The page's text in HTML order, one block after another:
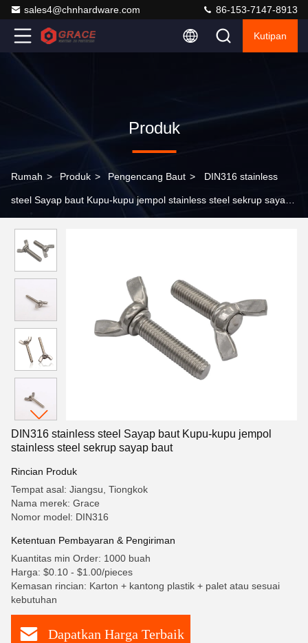
sales4@chnhardware.com 86-153-7147-8913
Kutipan
Produk
Rumah > Produk > Pengencang Baut > DIN316 stainless
steel Sayap baut Kupu-kupu jempol stainless steel sekrup sayap
DIN316 stainless steel Sayap baut Kupu-kupu jempol
stainless steel sekrup sayap baut
Rincian Produk
Tempat asal: Jiangsu, Tiongkok
Nama merek: Grace
Nomor model: DIN316
Ketentuan Pembayaran & Pengiriman
Kuantitas min Order: 1000 buah
Harga: $0.10 - $1.00/pieces
Kemasan rincian: Karton + kantong plastik + palet atau sesuai
kebutuhan
Dapatkan Harga Terbaik